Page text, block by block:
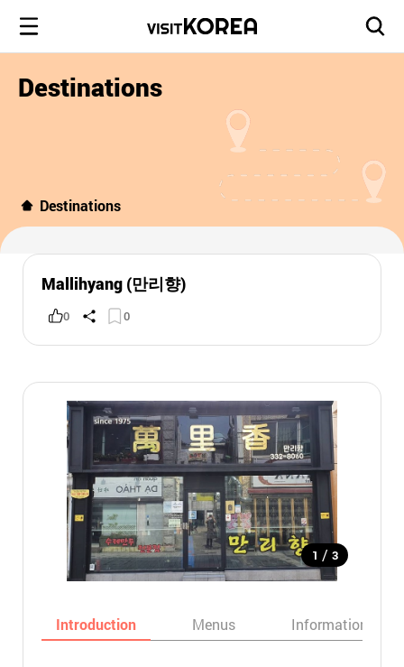
Destinations
Destinations
Mallihyang (만리향)
0 0
1 / 3
Introduction Menus Informations